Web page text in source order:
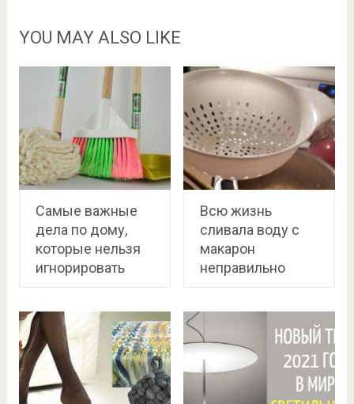
YOU MAY ALSO LIKE
Самые важные
дела по дому,
которые нельзя
игнорировать
Всю жизнь
сливала воду с
макарон
неправильно